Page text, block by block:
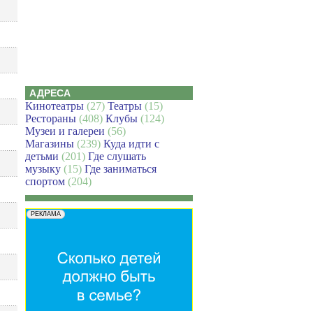
АДРЕСА
Кинотеатры(27) Театры(15)
Рестораны(408) Клубы(124)
Музеи и галереи (56)
Магазины(239) Куда идти с
детьми (201) Где слушать
музыку(15) Где заниматься
спортом(204)